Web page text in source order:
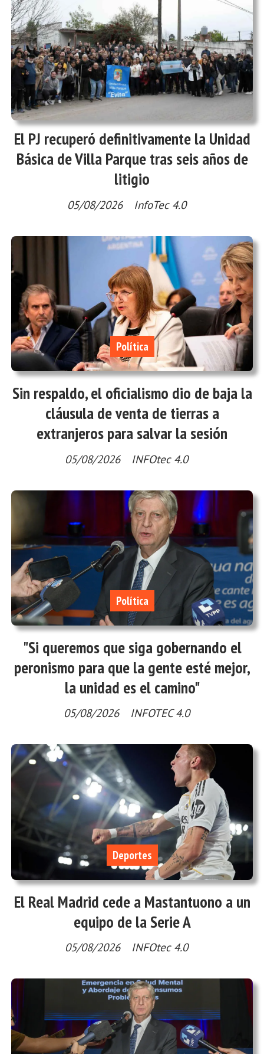
El PJ recuperó definitivamente la Unidad
Básica de Villa Parque tras seis años de
litigio
InfoTec 4.0
05/08/2026
Sin respaldo, el oficialismo dio de baja la
cláusula de venta de tierras a
extranjeros para salvar la sesión
INFOtec 4.0
Política
05/08/2026
"Si queremos que siga gobernando el
peronismo para que la gente esté mejor,
la unidad es el camino"
INFOTEC 4.0
Política
05/08/2026
El Real Madrid cede a Mastantuono a un
equipo de la Serie A
INFOtec 4.0
Deportes
05/08/2026